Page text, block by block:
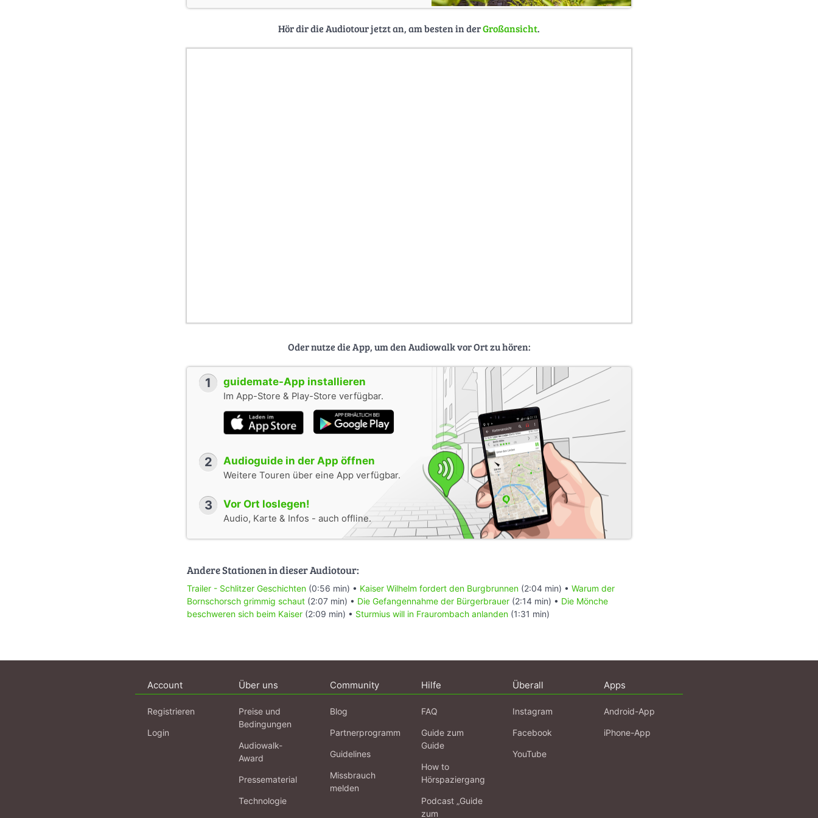
Hör dir die Audiotour jetzt an, am besten in derGroßansicht.
Oder nutze die App, um den Audiowalk vor Ort zu hören:
1 guidemate-App installieren
Im App-Store & Play-Store verfügbar.
2 Audioguide in der App öffnen
Weitere Touren über eine App verfügbar.
3 Vor Ort loslegen!
Audio, Karte & Infos - auch offline.
Andere Stationen in dieser Audiotour:
Trailer - Schlitzer Geschichten (0:56 min) • Kaiser Wilhelm fordert den Burgbrunnen (2:04 min) • Warum der
Bornschorsch grimmig schaut (2:07 min) • Die Gefangennahme der Bürgerbrauer (2:14 min) • Die Mönche
beschweren sich beim Kaiser (2:09 min) • Sturmius will in Fraurombach anlanden (1:31 min)
Account
Registrieren
Login
Über uns
Preise und
Bedingungen
Audiowalk-
Award
Pressematerial
Technologie
Community
Blog
Partnerprogramm
Guidelines
Missbrauch
melden
Hilfe
FAQ
Guide zum
Guide
How to
Hörspaziergang
Podcast „Guide
zum
Überall
Instagram
Facebook
YouTube
Apps
Android-App
iPhone-App